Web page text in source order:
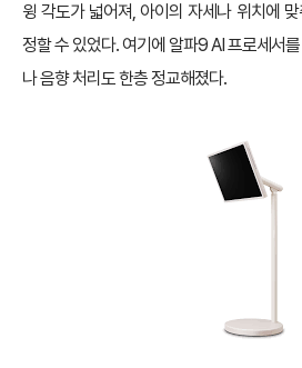
윙 각도가 넓어져, 아이의 자세나 위치에
정할 수 있었다. 여기에 알파9 AI 프로세서
나 음향 처리도 한층 정교해졌다.